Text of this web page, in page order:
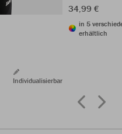
Individualisierbar
34,99 €
in 5
erhältlich